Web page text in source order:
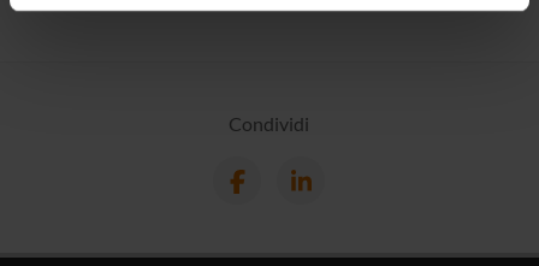
raccolto dal tuo utilizzo dei loro servizi.
Condividi